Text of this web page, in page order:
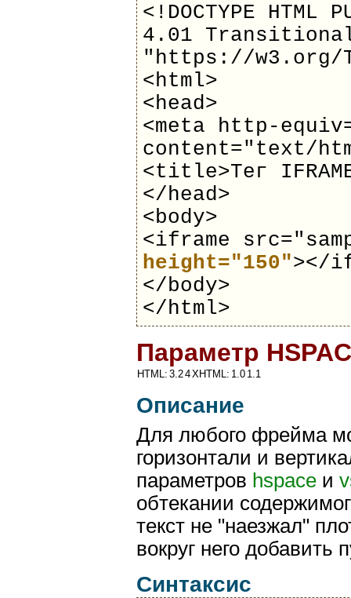
<!DOCTYPE HTML
4.01
"https://w3.org/
<html>
<head>
<meta http-
content="text/
<title>Тег
</head>
<body>
<iframe
height="150"></
</body>
</html>
Параметр
HTML: 3.24XHTML: 1.0 1.1
Описание
Для любого фрейма
горизонтали и
параметров hspace и
обтекании
текст не "наезжал"
вокруг него добавить
Синтаксис